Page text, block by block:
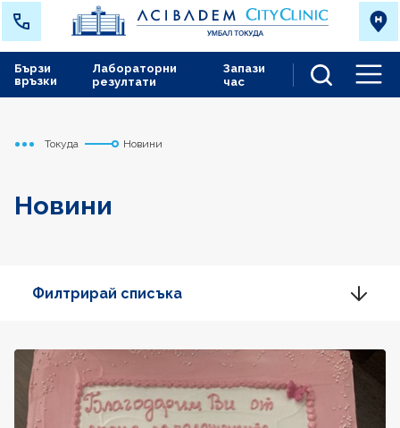
Лабораторни
резултати
Запази
час
Бързи
връзки
Начало
Токуда Новини
Новини
Филтрирай списъка